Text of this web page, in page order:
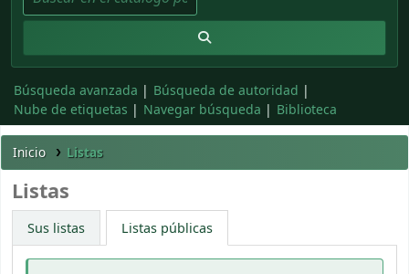
Búsqueda avanzada
Búsqueda de autoridad
Nube de etiquetas
Navegar búsqueda Biblioteca
Inicio Listas
Listas
Sus listas Listas públicas